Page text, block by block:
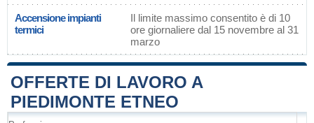
Accensione impianti
termici
Il limite massimo consentito è di 10
ore giornaliere dal 15 novembre al 31
marzo
OFFERTE DI LAVORO A
PIEDIMONTE ETNEO